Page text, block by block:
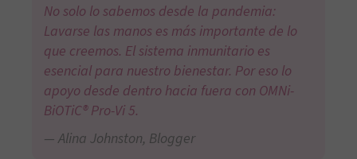
No solo lo sabemos desde la pandemia:
Lavarse las manos es más importante de lo
que creemos. El sistema inmunitario es
esencial para nuestro bienestar. Por eso lo
apoyo desde dentro hacia fuera con OMNi-
BiOTiC® Pro-Vi 5.
Alina Johnston, Blogger